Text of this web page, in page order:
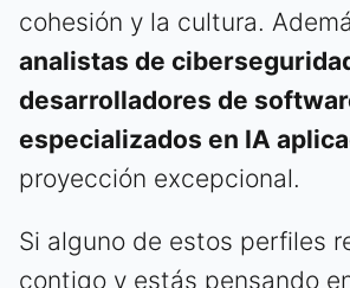
cohesión y la cultura.
analistas de
desarrolladores de
especializados en IA
proyección excepcional.
Si alguno de estos perfiles
contigo y estás pensando